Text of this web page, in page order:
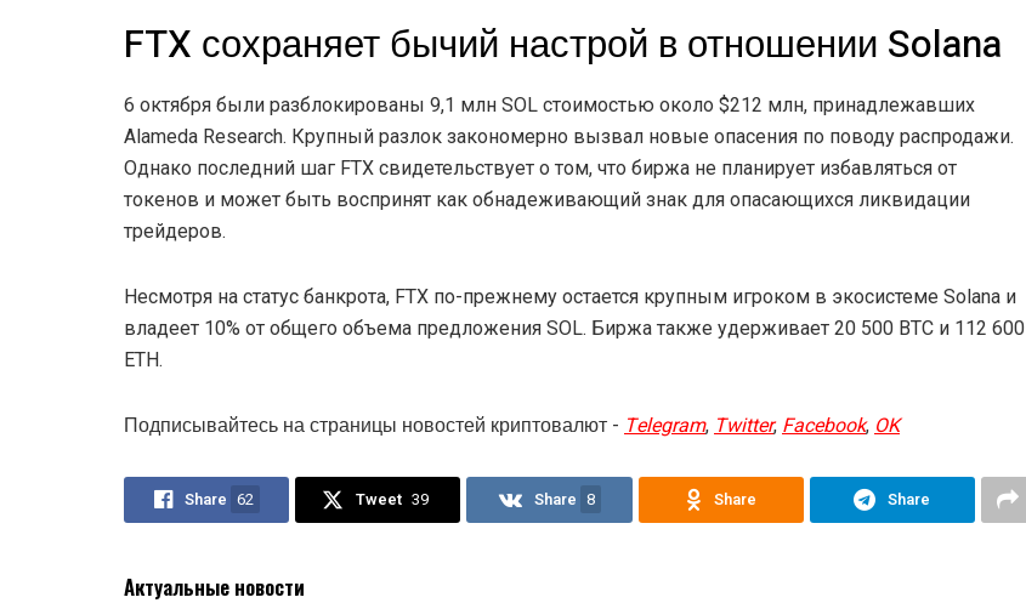
FTX сохраняет бычий настрой в отношении Solana
6 октября были разблокированы 9,1 млн SOL стоимостью около $212 млн, принадлежавших
Alameda Research. Крупный разлок закономерно вызвал новые опасения по поводу распродажи.
Однако последний шаг FTX свидетельствует о том, что биржа не планирует избавляться от
токенов и может быть воспринят как обнадеживающий знак для опасающихся ликвидации
трейдеров.
Несмотря на статус банкрота, FTX по-прежнему остается крупным игроком в экосистеме Solana и
владеет 10% от общего объема предложения SOL. Биржа также удерживает 20 500 BTC и 112 600
ETH.
Подписывайтесь на страницы новостей криптовалют - Telegram, Twitter, Facebook, OK
Share 62 Tweet 39 Share 8 Share Share
Актуальные новости